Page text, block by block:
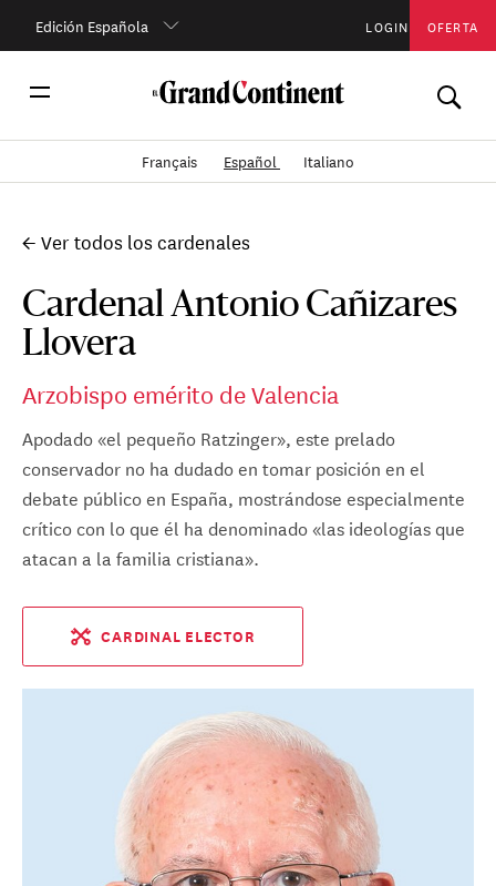
Edición Española LOGIN OFERTA
Français Español Italiano
← Ver todos los cardenales
Cardenal Antonio Cañizares
Llovera
Arzobispo emérito de Valencia
Apodado «el pequeño Ratzinger», este prelado
conservador no ha dudado en tomar posición en el
debate público en España, mostrándose especialmente
crítico con lo que él ha denominado «las ideologías que
atacan a la familia cristiana».
CARDINAL ELECTOR